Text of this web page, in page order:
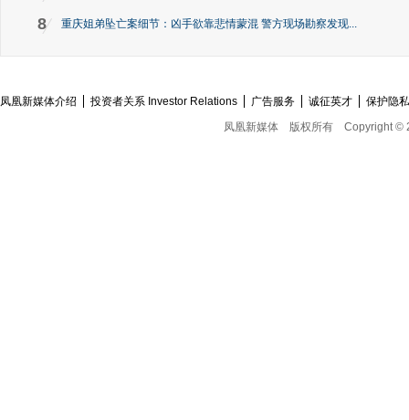
8 重庆姐弟坠亡案细节：凶手欲靠悲情蒙混 警方现场勘察发现...
凤凰新媒体介绍 投资者关系 Investor Relations 广告服务 诚征英才
保护隐
凤凰新媒体
版权所有 Copyright ©